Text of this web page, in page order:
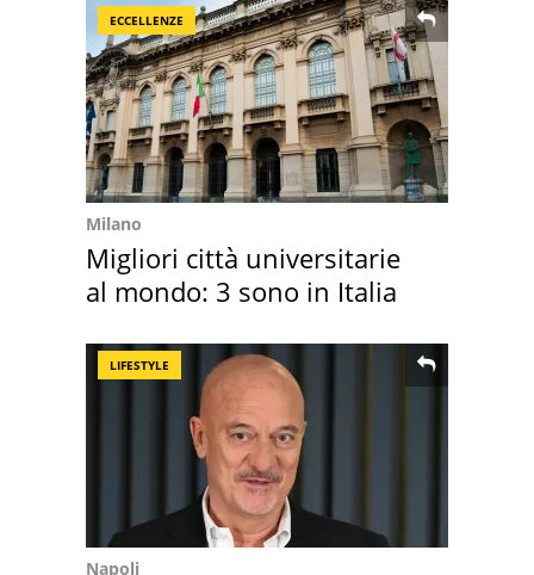
ECCELLENZE
Milano
Migliori città universitarie
al mondo: 3 sono in Italia
LIFESTYLE
Napoli